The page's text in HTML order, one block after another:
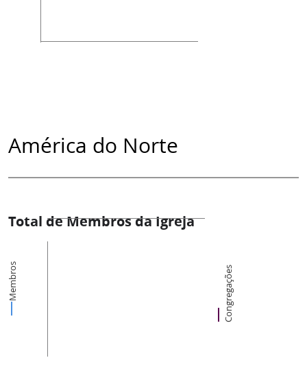
América do Norte
Total de Membros da Igreja
Membros Congregações